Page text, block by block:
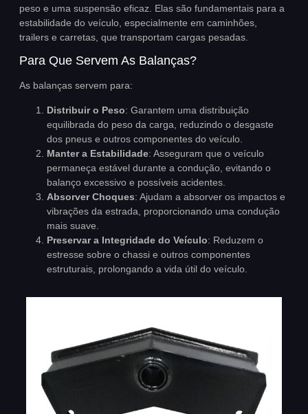
peso e uma suspensão eficaz. Elas são fundamentais para a
estabilidade do veículo, especialmente em caminhões,
trailers e carretas, que transportam cargas pesadas.
Para Que Servem As Balanças?
As balanças servem para:
Distribuir o Peso: Garantem uma distribuição
equilibrada do peso da carga, reduzindo o desgaste
dos pneus e outros componentes do veículo.
Manter a Estabilidade: Asseguram que o veículo
permaneça estável durante a condução, evitando o
balanço excessivo e possíveis acidentes.
Absorver Choques: Ajudam a absorver os impactos e
vibrações da estrada, proporcionando uma condução
mais suave.
Preservar a Integridade do Veículo: Reduzem o
estresse sobre o chassi e outros componentes
estruturais, prolongando a vida útil do veículo.